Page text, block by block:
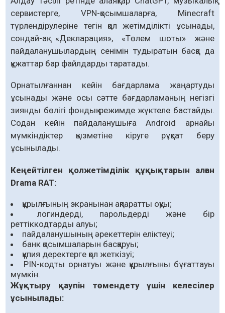
сервистерге, VPN-қосымшаларға, Minecraft
түрлендірулеріне тегін қол жетімділікті ұсынады,
сондай-ақ «Декларация», «Төлем шоты» және
пайдаланушылардың сенімін тудыратын басқа да
құжаттар бар файлдарды таратады.
Орнатылғаннан кейін бағдарлама жаңартуды
ұсынады және осы сәтте бағдарламаның негізгі
зиянды бөлігі фондық режимде жүктеле бастайды.
Содан кейін пайдаланушыға Android арнайы
мүмкіндіктер қызметіне кіруге рұқсат беру
ұсынылады.
Кеңейтілген қолжетімділік құқықтарын алған
Drama RAT:
құрылғының экранынан ақпаратты оқуы;
логиндерді, парольдерді және бір
реттіккодтарды алуы;
пайдаланушының әрекеттерін еліктеуі;
банк қосымшаларын басқаруы;
құпия деректерге қол жеткізуі;
PIN-кодты орнатуы және құрылғыны бұғаттауы
мүмкін.
Жұқтыру қаупін төмендету үшін келесілер
ұсынылады: